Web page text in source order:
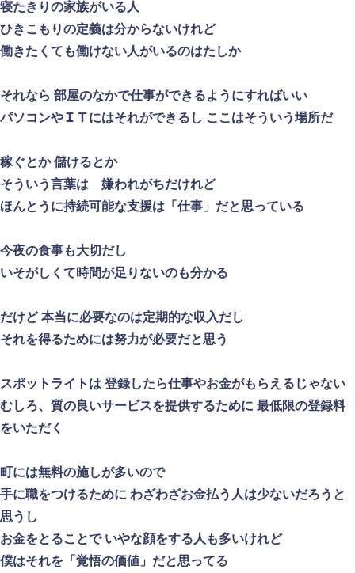
寝たきりの家族がいる人
ひきこもりの定義は分からないけれど
働きたくても働けない人がいるのはたしか
それなら 部屋のなかで仕事ができるようにすればいい
パソコンやＩＴにはそれができるし ここはそういう場所だ
稼ぐとか 儲けるとか
そういう言葉は 嫌われがちだけれど
ほんとうに持続可能な支援は「仕事」だと思っている
今夜の食事も大切だし
いそがしくて時間が足りないのも分かる
だけど 本当に必要なのは定期的な収入だし
それを得るためには努力が必要だと思う
スポットライトは 登録したら仕事やお金がもらえるじゃない
むしろ、質の良いサービスを提供するために 最低限の登録料
をいただく
町には無料の施しが多いので
手に職をつけるために わざわざお金払う人は少ないだろうと
思うし
お金をとることで いやな顔をする人も多いけれど
僕はそれを「覚悟の価値」だと思ってる